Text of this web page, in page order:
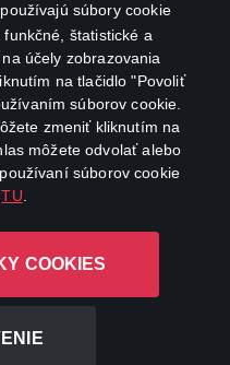
súbory cookie
štatistické a
účely zobrazovania
na tlačidlo "Povoliť
súborov cookie.
zmeniť kliknutím na
môžete odvolať alebo
súborov cookie
TU
COOKIES
Rue Albert Borschette 4,